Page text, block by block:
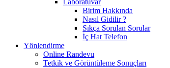
Birim Hakkında
Nasıl Gidilir ?
Sıkça Sorulan Sorular
İç Hat Telefon
Yönlendirme
Online Randevu
Tetkik ve Görüntüleme Sonuçları